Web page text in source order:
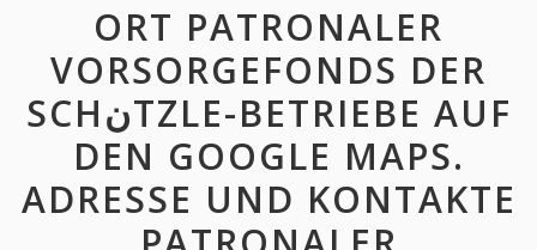
ORT PATRONALER
VORSORGEFONDS DER
SCHنTZLE-BETRIEBE AUF
DEN GOOGLE MAPS.
ADRESSE UND KONTAKTE